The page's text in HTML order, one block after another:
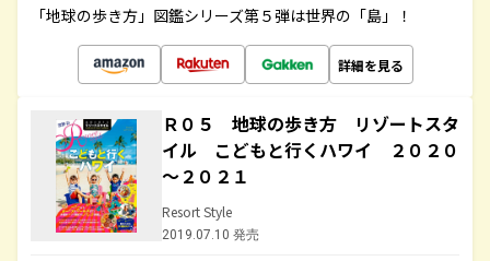
「地球の歩き方」図鑑シリーズ第５弾は世界の「島」！
詳細を見る
Ｒ０５ 地球の歩き方 リゾートスタ
イル こどもと行くハワイ ２０２０
～２０２１
Resort Style
2019.07.10 発売